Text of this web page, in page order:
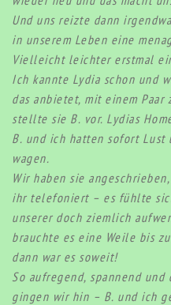
Und uns reizte dann
in unserem Leben eine
Vielleicht leichter erstmal
Ich kannte Lydia schon und
das anbietet, mit einem Paar
stellte sie B. vor. Lydias
B. und ich hatten sofort Lust
wagen.
Wir haben sie
ihr telefoniert – es fühlte
unserer doch ziemlich
brauchte es eine Weile bis
dann war es soweit!
So aufregend, spannend
gingen wir hin – B. und ich